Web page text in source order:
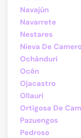
Navajún
Navarrete
Nestares
Nieva De
Ochánduri
Ocón
Ojacastro
Ollauri
Ortigosa De
Pazuengos
Pedroso